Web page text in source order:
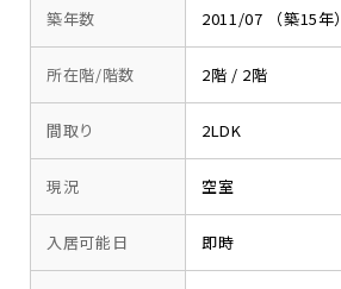
築年数 2011/07 （築15年）
所在階/階数 2階 / 2階
間取り 2LDK
現況 空室
入居可能日 即時